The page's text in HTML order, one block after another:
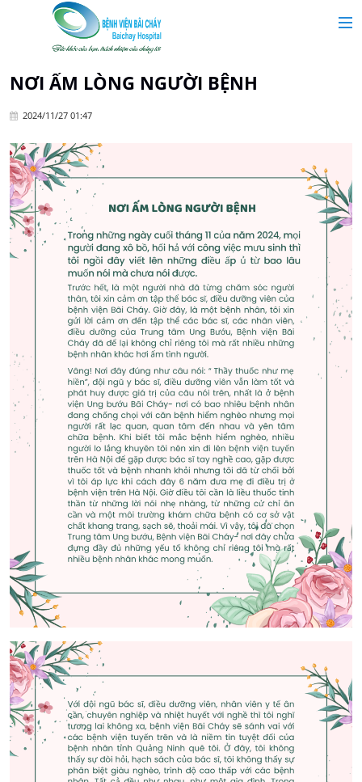
Giới thiệu
Chuyên khoa
Tin tức
Dịch vụ y tế
Dành cho khách hàng
NƠI ẤM LÒNG NGƯỜI BỆNH
2024/11/27 01:47